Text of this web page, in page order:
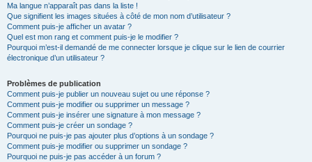
Ma langue n’apparaît pas dans la liste !
Que signifient les images situées à côté de mon nom d’utilisateur ?
Comment puis-je afficher un avatar ?
Quel est mon rang et comment puis-je le modifier ?
Pourquoi m’est-il demandé de me connecter lorsque je clique sur le lien de courrier
électronique d’un utilisateur ?
Problèmes de publication
Comment puis-je publier un nouveau sujet ou une réponse ?
Comment puis-je modifier ou supprimer un message ?
Comment puis-je insérer une signature à mon message ?
Comment puis-je créer un sondage ?
Pourquoi ne puis-je pas ajouter plus d’options à un sondage ?
Comment puis-je modifier ou supprimer un sondage ?
Pourquoi ne puis-je pas accéder à un forum ?